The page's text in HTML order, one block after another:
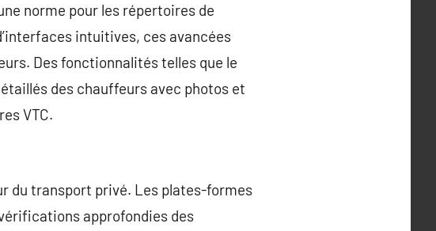
norme pour les répertoires de
intuitives, ces avancées
Des fonctionnalités telles que le
des chauffeurs avec photos et
VTC.
du transport privé. Les plates-formes
approfondies des